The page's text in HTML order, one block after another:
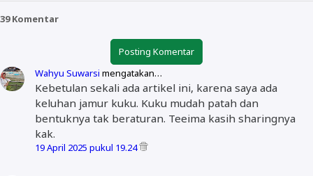
39 Komentar
Posting Komentar
Wahyu Suwarsi mengatakan…
Kebetulan sekali ada artikel ini, karena saya ada
keluhan jamur kuku. Kuku mudah patah dan
bentuknya tak beraturan. Teeima kasih sharingnya
kak.
19 April 2025 pukul 19.24